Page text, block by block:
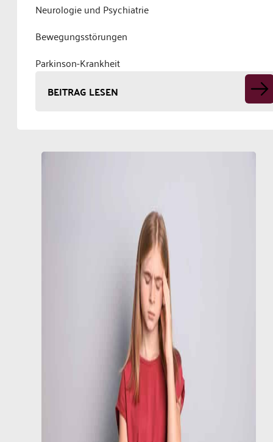
Neurologie und Psychiatrie
Bewegungsstörungen
Parkinson-Krankheit
BEITRAG LESEN